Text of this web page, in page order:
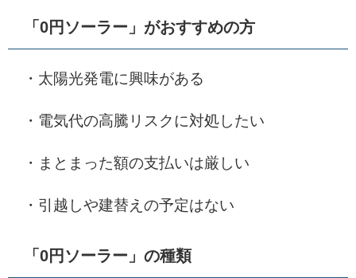
「0円ソーラー」がおすすめの方
・太陽光発電に興味がある
・電気代の高騰リスクに対処したい
・まとまった額の支払いは厳しい
・引越しや建替えの予定はない
「0円ソーラー」の種類